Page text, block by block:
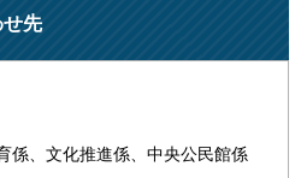
せ先
係、文化推進係、中央公民館係